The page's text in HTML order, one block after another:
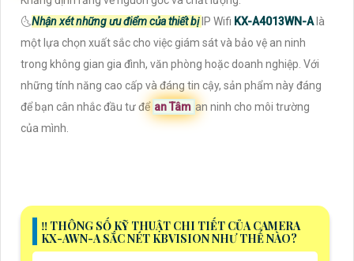
🌜Nhận xét những ưu điểm của thiết bị IP Wifi KX-A4013WN-A là
một lựa chọn xuất sắc cho việc giám sát và bảo vệ an ninh
trong không gian gia đình, văn phòng hoặc doanh nghiệp. Với
những tính năng cao cấp và đáng tin cậy, sản phẩm này đáng
để bạn cân nhắc đầu tư để an Tâm an ninh cho môi trường
của mình.
‼️ THÔNG SỐ KỸ THUẬT CHI TIẾT CỦA CAMERA
KX-AWN-A SẮC NÉT KBVISION NHƯ THẾ NÀO?